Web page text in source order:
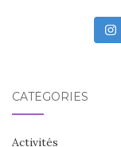
CATÉGORIES
Activités